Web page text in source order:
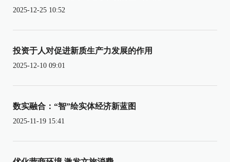
2025-12-25 10:52
投资于人对促进新质生产力发展的作用
2025-12-10 09:01
数实融合：“智”绘实体经济新蓝图
2025-11-19 15:41